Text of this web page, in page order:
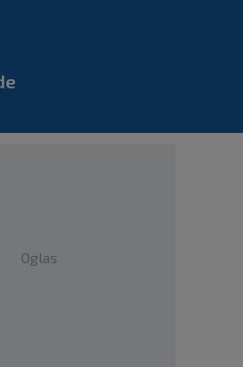
Oglas